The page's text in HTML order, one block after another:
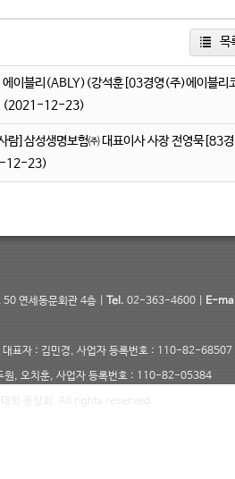
목
에이블리(ABLY)(강석훈[03경영(주)에이블리
(2021-12-23)
람]삼성생명보험㈜ 대표이사 사장 전영묵[83경
12-23)
연세동문회관 4층 |
Tel. 02-363-4600 | E-
대표자 : 김민경, 사업자 등록번호 : 110-82-68507
원, 오치훈, 사업자 등록번호 : 110-82-05384